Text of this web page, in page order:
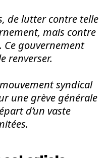
de lutter contre telle
mais contre
Ce gouvernement
renverser.
syndical
une grève générale
d’un vaste